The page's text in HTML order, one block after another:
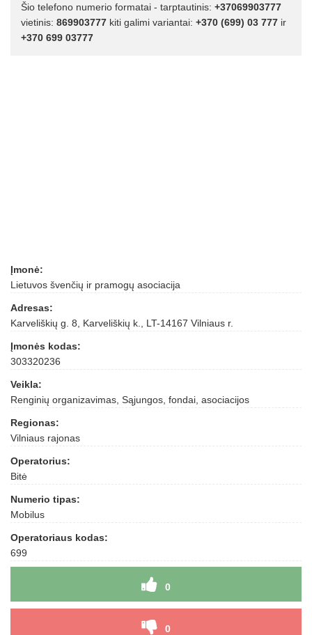
Šio telefono numerio formatai - tarptautinis: +37069903777
vietinis: 869903777 kiti galimi variantai: +370 (699) 03 777 ir
+370 699 03777
Įmonė:
Lietuvos švenčių ir pramogų asociacija
Adresas:
Karveliškių g. 8, Karveliškių k., LT-14167 Vilniaus r.
Įmonės kodas:
303320236
Veikla:
Renginių organizavimas, Sąjungos, fondai, asociacijos
Regionas:
Vilniaus rajonas
Operatorius:
Bitė
Numerio tipas:
Mobilus
Operatoriaus kodas:
699
0
0